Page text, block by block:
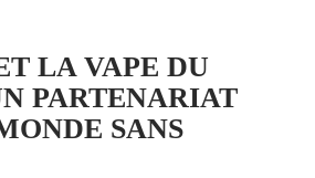
LA VAPE DU
PARTENARIAT
SANS